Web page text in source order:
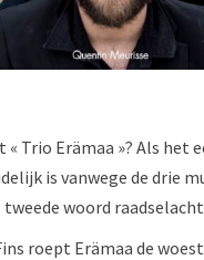
« Trio Erämaa »? Als het
is vanwege de drie
tweede woord
roept Erämaa de